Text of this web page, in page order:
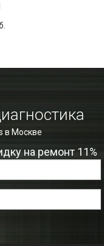
в Москве
на ремонт 11%